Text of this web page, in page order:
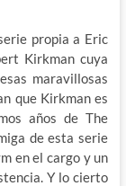
propia a Eric
Kirkman cuya
maravillosas
que Kirkman es
años de The
de esta serie
en el cargo y un
Y lo cierto